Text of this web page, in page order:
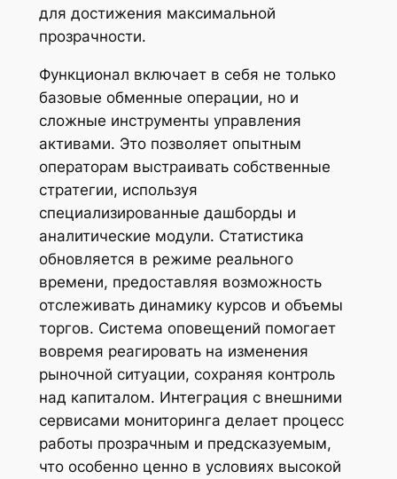
для достижения максимальной
прозрачности.
Функционал включает в себя не только
базовые обменные операции, но и
сложные инструменты управления
активами. Это позволяет опытным
операторам выстраивать собственные
стратегии, используя
специализированные дашборды и
аналитические модули. Статистика
обновляется в режиме реального
времени, предоставляя возможность
отслеживать динамику курсов и объемы
торгов. Система оповещений помогает
вовремя реагировать на изменения
рыночной ситуации, сохраняя контроль
над капиталом. Интеграция с внешними
сервисами мониторинга делает процесс
работы прозрачным и предсказуемым,
что особенно ценно в условиях высокой